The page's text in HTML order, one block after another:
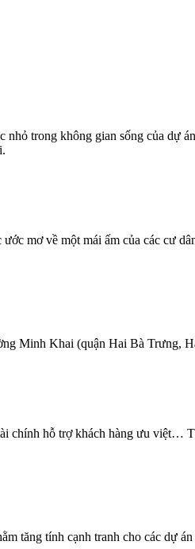
trong không gian sống của dự
mơ về một mái ấm của các cư
Minh Khai (quận Hai Bà Trưng,
chính hỗ trợ khách hàng ưu việt…
tăng tính cạnh tranh cho các dự án